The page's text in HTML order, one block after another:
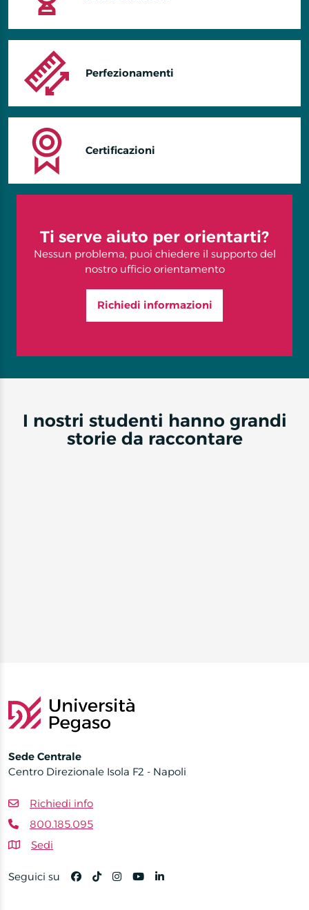
Perfezionamenti
Certificazioni
Ti serve aiuto per orientarti?
Nessun problema, puoi chiedere il supporto del
nostro ufficio orientamento
Richiedi informazioni
I nostri studenti hanno grandi
storie da raccontare
Sede Centrale
Centro Direzionale Isola F2 - Napoli
Richiedi info
800.185.095
Sedi
Seguici su